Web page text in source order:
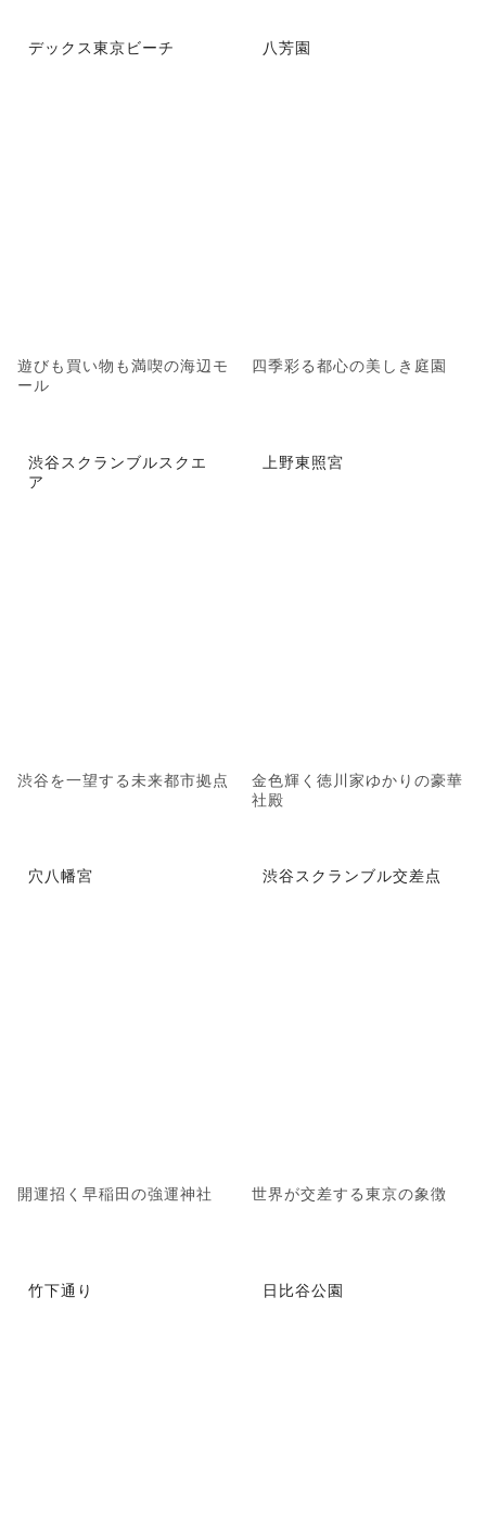
デックス東京ビーチ
遊びも買い物も満喫の海辺モ
ール
八芳園
四季彩る都心の美しき庭園
渋谷スクランブルスクエ
ア
渋谷を一望する未来都市拠点
上野東照宮
金色輝く徳川家ゆかりの豪華
社殿
穴八幡宮
開運招く早稲田の強運神社
渋谷スクランブル交差点
世界が交差する東京の象徴
竹下通り 日比谷公園